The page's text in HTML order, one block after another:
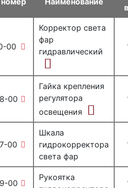
00
Корректор света
фар
гидравлический
00
Гайка крепления
регулятора
освещения
00
Шкала
гидрокорректора
света фар
00
Рукоятка